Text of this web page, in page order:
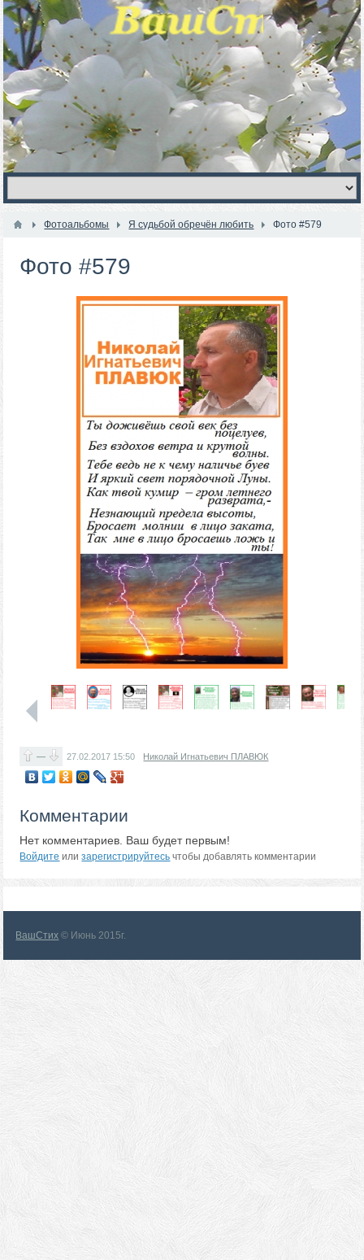
Фотоальбомы Я судьбой обречён любить Фото #579
Фото #579
— 27.02.2017 15:50 Николай Игнатьевич ПЛАВЮК
Комментарии
Нет комментариев. Ваш будет первым!
Войдите илизарегистрируйтесь чтобы добавлять комментарии
ВашСтих © Июнь 2015г.